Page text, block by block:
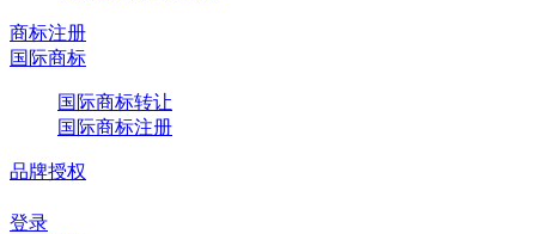
商标注册
国际商标
国际商标转让
国际商标注册
品牌授权
登录